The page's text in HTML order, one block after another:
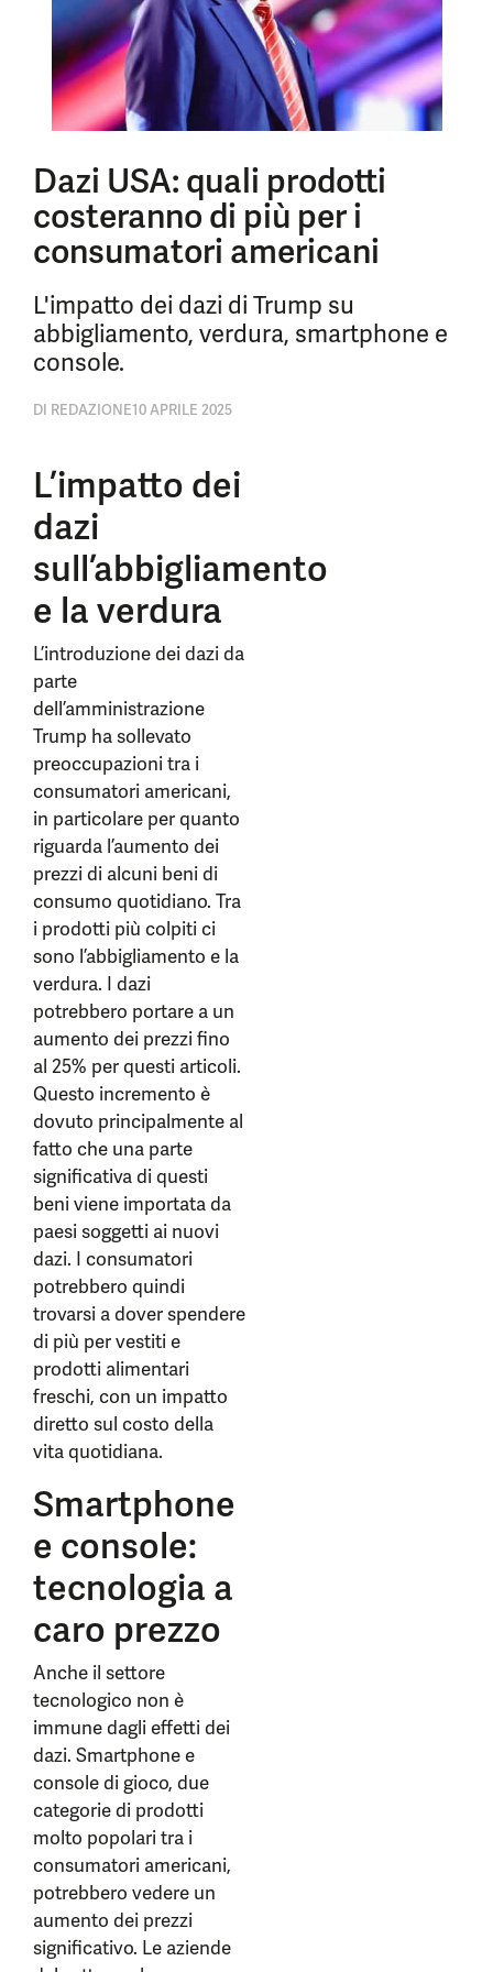
Dazi USA: quali prodotti
costeranno di più per i
consumatori americani
L'impatto dei dazi di Trump su
abbigliamento, verdura, smartphone e
console.
DI REDAZIONE10 APRILE 2025
L’impatto dei
dazi
sull’abbigliamento
e la verdura
L’introduzione dei dazi da
parte
dell’amministrazione
Trump ha sollevato
preoccupazioni tra i
consumatori americani,
in particolare per quanto
riguarda l’aumento dei
prezzi di alcuni beni di
consumo quotidiano. Tra
i prodotti più colpiti ci
sono l’abbigliamento e la
verdura. I dazi
potrebbero portare a un
aumento dei prezzi fino
al 25% per questi articoli.
Questo incremento è
dovuto principalmente al
fatto che una parte
significativa di questi
beni viene importata da
paesi soggetti ai nuovi
dazi. I consumatori
potrebbero quindi
trovarsi a dover spendere
di più per vestiti e
prodotti alimentari
freschi, con un impatto
diretto sul costo della
vita quotidiana.
Smartphone
e console:
tecnologia a
caro prezzo
Anche il settore
tecnologico non è
immune dagli effetti dei
dazi. Smartphone e
console di gioco, due
categorie di prodotti
molto popolari tra i
consumatori americani,
potrebbero vedere un
aumento dei prezzi
significativo. Le aziende